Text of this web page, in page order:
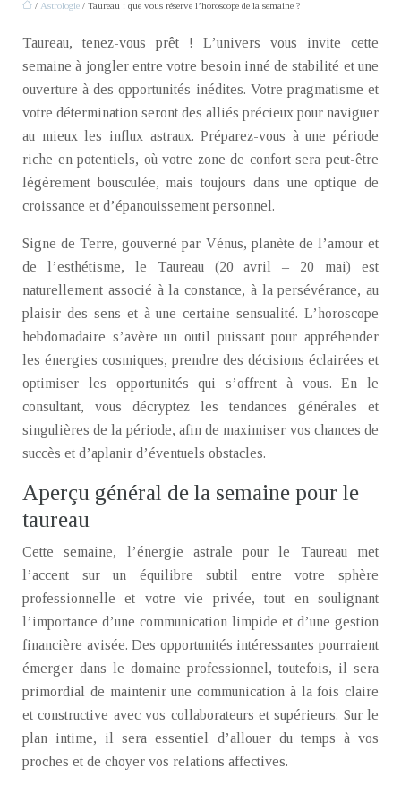
/ Astrologie / Taureau : que vous réserve l’horoscope de la semaine ?
Taureau, tenez-vous prêt ! L’univers vous invite cette
semaine à jongler entre votre besoin inné de stabilité et une
ouverture à des opportunités inédites. Votre pragmatisme et
votre détermination seront des alliés précieux pour naviguer
au mieux les influx astraux. Préparez-vous à une période
riche en potentiels, où votre zone de confort sera peut-être
légèrement bousculée, mais toujours dans une optique de
croissance et d’épanouissement personnel.
Signe de Terre, gouverné par Vénus, planète de l’amour et
de l’esthétisme, le Taureau (20 avril – 20 mai) est
naturellement associé à la constance, à la persévérance, au
plaisir des sens et à une certaine sensualité. L’horoscope
hebdomadaire s’avère un outil puissant pour appréhender
les énergies cosmiques, prendre des décisions éclairées et
optimiser les opportunités qui s’offrent à vous. En le
consultant, vous décryptez les tendances générales et
singulières de la période, afin de maximiser vos chances de
succès et d’aplanir d’éventuels obstacles.
Aperçu général de la semaine pour le
taureau
Cette semaine, l’énergie astrale pour le Taureau met
l’accent sur un équilibre subtil entre votre sphère
professionnelle et votre vie privée, tout en soulignant
l’importance d’une communication limpide et d’une gestion
financière avisée. Des opportunités intéressantes pourraient
émerger dans le domaine professionnel, toutefois, il sera
primordial de maintenir une communication à la fois claire
et constructive avec vos collaborateurs et supérieurs. Sur le
plan intime, il sera essentiel d’allouer du temps à vos
proches et de choyer vos relations affectives.